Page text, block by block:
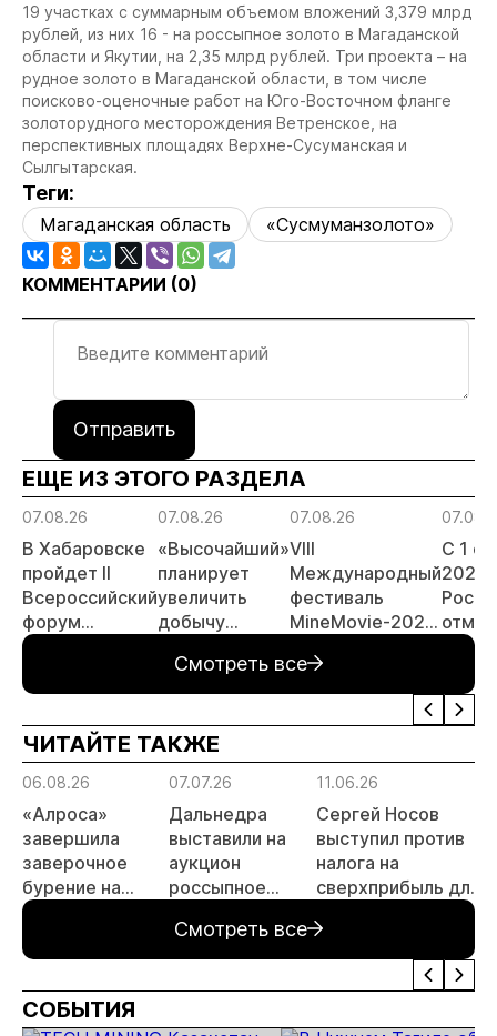
19 участках с суммарным объемом вложений 3,379 млрд
рублей, из них 16 - на россыпное золото в Магаданской
области и Якутии, на 2,35 млрд рублей. Три проекта – на
рудное золото в Магаданской области, в том числе
поисково-оценочные работ на Юго-Восточном фланге
золоторудного месторождения Ветренское, на
перспективных площадях Верхне-Сусуманская и
Сылгытарская.
Теги:
Магаданская область «Сусмуманзолото»
КОММЕНТАРИИ (0)
Отправить
ЕЩЕ ИЗ ЭТОГО РАЗДЕЛА
07.08.26
В Хабаровске
пройдет II
Всероссийский
форум
«Россыпное
России»
07.08.26
«Высочайший»
планирует
увеличить
добычу
тонн в 2026
году
07.08.26
VIII
Международный
фестиваль
MineMovie-2026
заявок
С 1
2026
Смотреть все
ЧИТАЙТЕ ТАКЖЕ
06.08.26
«Алроса»
завершила
заверочное
бурение на
золоторудном
Дегдекан
07.07.26
Дальнедра
выставили на
аукцион
россыпное
«ручей Сударь»
на Колыме с
11.06.26
Сергей Носов
выступил против
налога на
сверхприбыль для
золотодобытчиков
Смотреть все
СОБЫТИЯ